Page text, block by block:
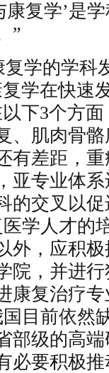
康复学’是
”
学的学科
学在快速
下3个方
、肌肉骨
有差距，
亚专业体
的交叉以
学人才的
外，应积
院，并进
康复治疗
目前依然
部级的高
必要积极